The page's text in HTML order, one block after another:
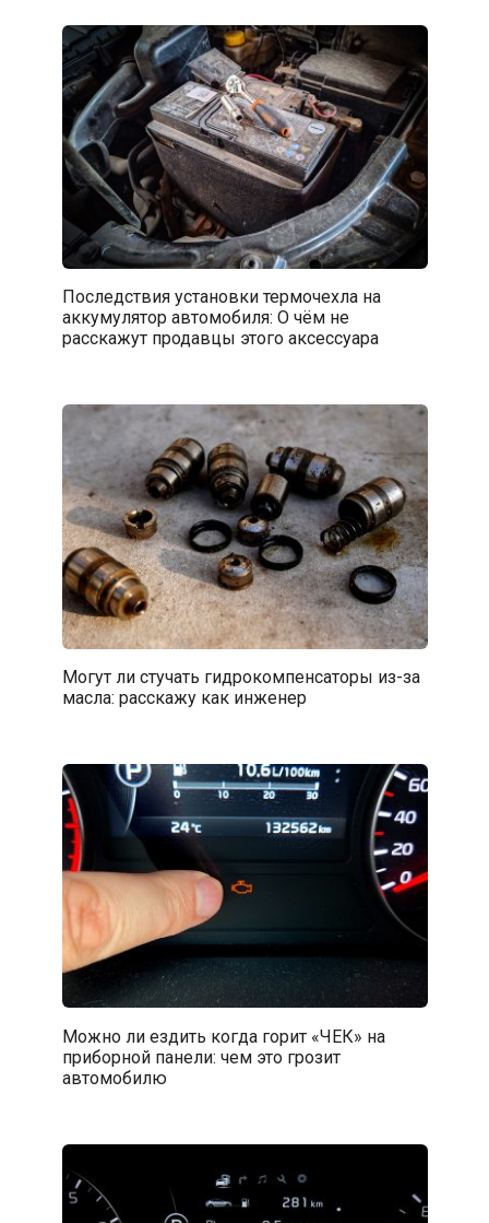
Последствия установки термочехла на
аккумулятор автомобиля: О чём не
расскажут продавцы этого аксессуара
Могут ли стучать гидрокомпенсаторы из-за
масла: расскажу как инженер
Можно ли ездить когда горит «ЧЕК» на
приборной панели: чем это грозит
автомобилю